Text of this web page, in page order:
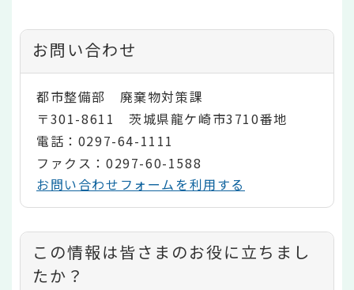
お問い合わせ
都市整備部 廃棄物対策課
〒301-8611 茨城県龍ケ崎市3710番地
電話：0297-64-1111
ファクス：0297-60-1588
お問い合わせフォームを利用する
コ
ン
この情報は皆さまのお役に立ちまし
たか？